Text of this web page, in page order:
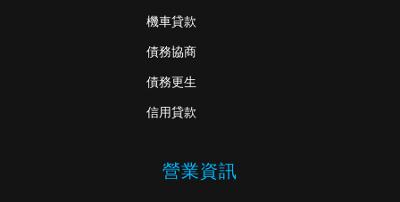
機車貸款
債務協商
債務更生
信用貸款
營業資訊